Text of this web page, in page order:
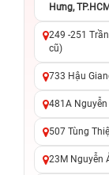
Hưng,
249 -251
cũ)
733 Hậu
481A
507 Tùng
23M Nguyễn